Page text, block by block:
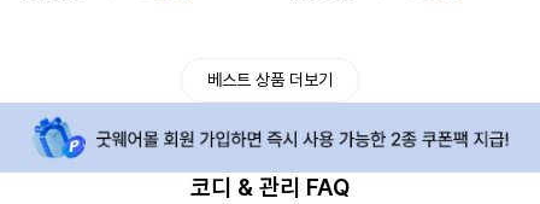
베스트 상품 더보기
코디 & 관리 FAQ